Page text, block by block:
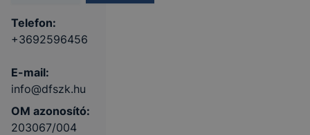
Telefon:
+3692596456
E-mail:
info@dfszk.hu
OM azonosító:
203067/004